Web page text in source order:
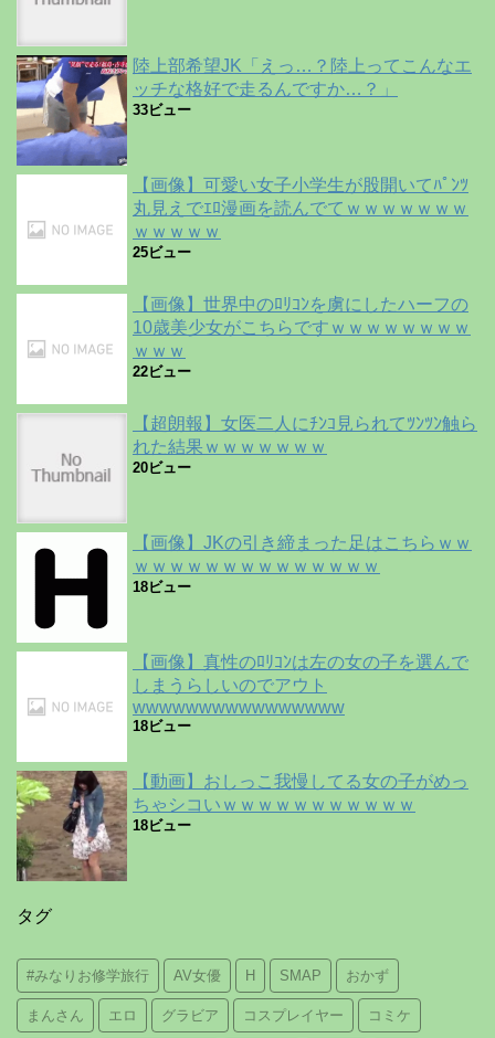
陸上部希望JK「えっ…？陸上ってこんなエ
ッチな格好で走るんですか…？」
33ビュー
【画像】可愛い女子小学生が股開いてﾊﾟﾝﾂ
丸見えでｴﾛ漫画を読んでてｗｗｗｗｗｗｗ
ｗｗｗｗｗ
25ビュー
【画像】世界中のﾛﾘｺﾝを虜にしたハーフの
10歳美少女がこちらですｗｗｗｗｗｗｗｗ
ｗｗｗ
22ビュー
【超朗報】女医二人にﾁﾝｺ見られてﾂﾝﾂﾝ触ら
れた結果ｗｗｗｗｗｗｗ
20ビュー
【画像】JKの引き締まった足はこちらｗｗ
ｗｗｗｗｗｗｗｗｗｗｗｗｗｗ
18ビュー
【画像】真性のﾛﾘｺﾝは左の女の子を選んで
しまうらしいのでアウト
wwwwwwwwwwwwwwww
18ビュー
【動画】おしっこ我慢してる女の子がめっ
ちゃシコいｗｗｗｗｗｗｗｗｗｗｗ
18ビュー
タグ
#みなりお修学旅行 AV女優 H SMAP おかず
まんさん エロ グラビア コスプレイヤー コミケ